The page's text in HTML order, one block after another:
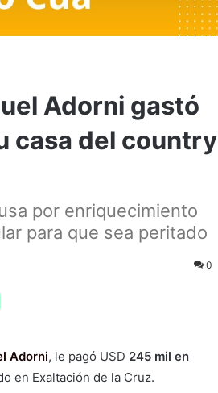
Adorni gastó
casa del country
por enriquecimiento
para que sea peritado
0
Adorni, le pagó USD 245 mil en
en Exaltación de la Cruz.